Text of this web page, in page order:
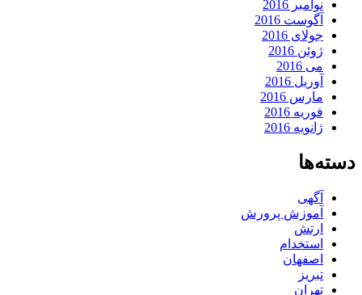
نوامبر 2016
آگوست 2016
جولای 2016
ژوئن 2016
می 2016
آوریل 2016
مارس 2016
فوریه 2016
ژانویه 2016
دسته‌ها
آگهی
آموزش پرورش
ارتش
استخدام
اصفهان
تبریز
تهران